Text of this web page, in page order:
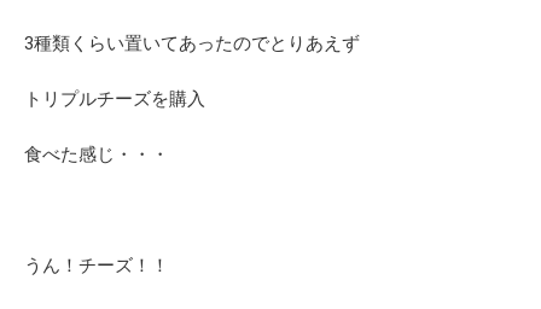
3種類くらい置いてあったのでとりあえず
トリプルチーズを購入
食べた感じ・・・
うん！チーズ！！